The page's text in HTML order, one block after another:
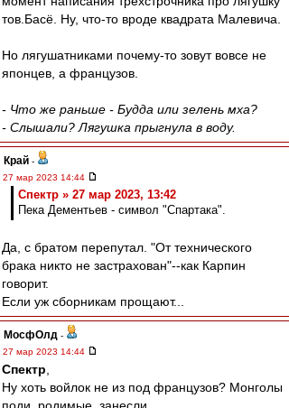
тов.Басё. Ну, что-то вроде квадрата Малевича.
Но лягушатниками почему-то зовут вовсе не
японцев, а французов.
- Что же раньше - Будда или зелень мха?
- Слышали? Лягушка прыгнула в воду.
Край -
27 мар 2023 14:44
Спектр » 27 мар 2023, 13:42
Пека Дементьев - символ "Спартака".
Да, с братом перепутал. "От технического
брака никто не застрахован"--как Карпин
говорит.
Если уж сборникам прощают...
МосфОлд -
27 мар 2023 14:44
Спектр
Ну хоть войлок не из под французов? Монголы